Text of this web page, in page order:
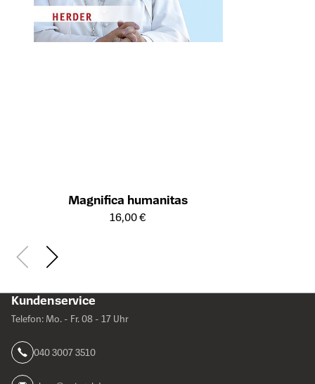
Magnifica humanitas
Öffnet die Detailseite des Produkts
16,00 €
Kundenservice
Telefon: Mo. - Fr. 08 - 17 Uhr
040 3007 3510